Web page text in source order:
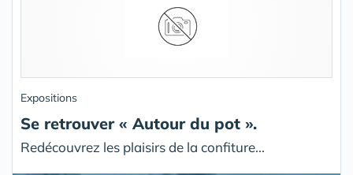
Expositions
Se retrouver « Autour du pot ».
Redécouvrez les plaisirs de la confiture...